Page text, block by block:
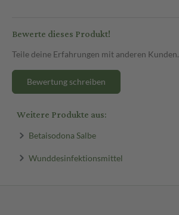
Bewerte dieses Produkt!
Teile deine Erfahrungen mit anderen Kunden.
Bewertung schreiben
Weitere Produkte aus:
Betaisodona Salbe
Wunddesinfektionsmittel